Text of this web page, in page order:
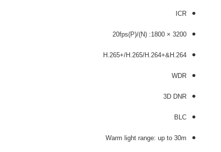
ICR
3200 × 1800: 20fps(P)/(N)
H.265+/H.265/H.264+&H.264
WDR
3D DNR
BLC
Warm light range: up to 30m